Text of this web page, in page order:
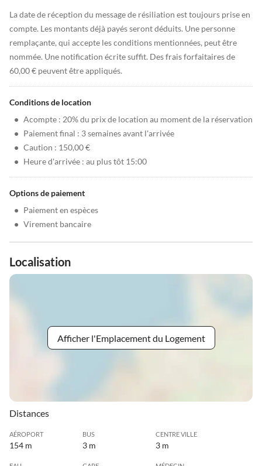
La date de réception du message de résiliation est toujours prise en
compte. Les montants déjà payés seront déduits. Une personne
remplaçante, qui accepte les conditions mentionnées, peut être
nommée. Une notification écrite suffit. Des frais forfaitaires de
60,00 € peuvent être appliqués.
Conditions de location
• Acompte : 20% du prix de location au moment de la réservation
• Paiement final : 3 semaines avant l'arrivée
• Caution : 150,00 €
• Heure d'arrivée : au plus tôt 15:00
Options de paiement
• Paiement en espèces
• Virement bancaire
Localisation
Afficher l'Emplacement du Logement
Distances
AÉROPORT
154 m
BUS
3 m
CENTRE VILLE
3 m